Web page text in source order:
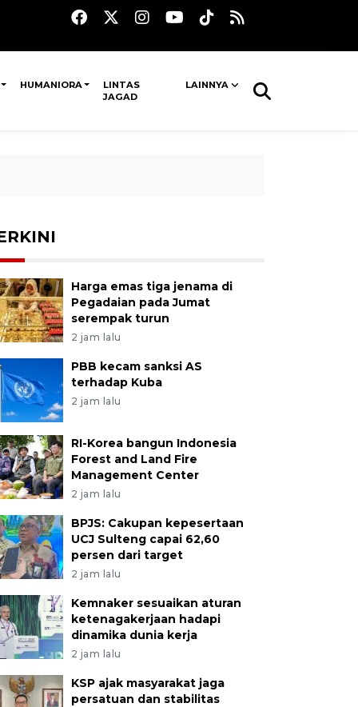
HUMANIORA
LINTAS
JAGAD
LAINNYA
Harga emas tiga jenama di
Pegadaian pada Jumat
serempak turun
2 jam lalu
PBB kecam sanksi AS
terhadap Kuba
2 jam lalu
RI-Korea bangun Indonesia
Forest and Land Fire
Management Center
2 jam lalu
BPJS: Cakupan kepesertaan
UCJ Sulteng capai 62,60
persen dari target
2 jam lalu
Kemnaker sesuaikan aturan
ketenagakerjaan hadapi
dinamika dunia kerja
2 jam lalu
KSP ajak masyarakat jaga
persatuan dan stabilitas